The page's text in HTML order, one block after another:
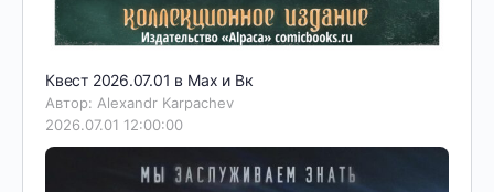
Квест 2026.07.01 в Мах и Вк
Автор: Alexandr Karpachev
2026.07.01 12:00:00